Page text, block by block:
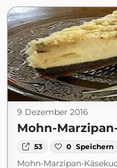
9 Dezember 2016
Mohn-
53 0 Speichern
Mohn-Marzipan-